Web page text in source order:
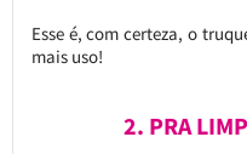
Esse é, com certeza, o
mais uso!
2. PRA